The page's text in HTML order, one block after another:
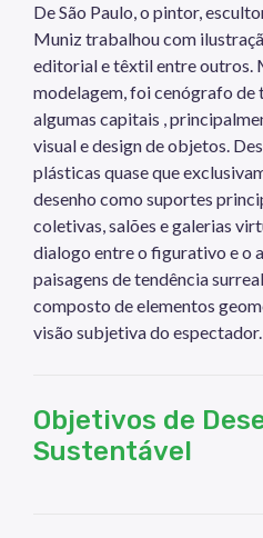
De São Paulo, o pintor,
Muniz trabalhou com
editorial e têxtil entre outros.
modelagem, foi cenógrafo
algumas capitais ,
visual e design de objetos.
plásticas quase que
desenho como suportes
coletivas, salões e galerias
dialogo entre o figurativo e o
paisagens de tendência
composto de elementos
visão subjetiva do
Objetivos de
Sustentável